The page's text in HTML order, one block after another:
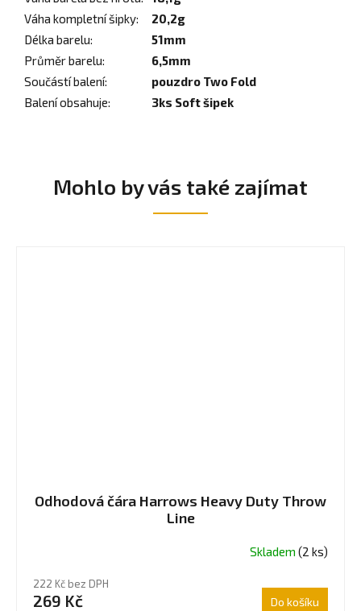
Váha kompletní šipky:
20,2g
Délka barelu:
51mm
Průměr barelu:
6,5mm
Součástí balení:
pouzdro Two Fold
Balení obsahuje: 3ks Soft šipek
Mohlo by vás také zajímat
Odhodová čára Harrows Heavy Duty Throw
Line
Skladem (2 ks)
222 Kč bez DPH
269 Kč Do košíku